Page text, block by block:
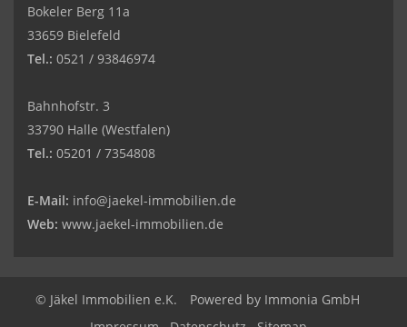
Bokeler Berg 11a
33659 Bielefeld
Tel.: 0521 / 93846974
Bahnhofstr. 3
33790 Halle (Westfalen)
Tel.: 05201 / 7354808
E-Mail: info@jaekel-immobilien.de
Web: www.jaekel-immobilien.de
© Jäkel Immobilien e.K. Powered by Immonia GmbH